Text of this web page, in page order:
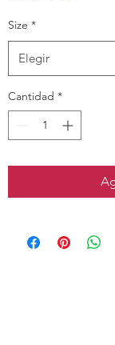
Size *
Elegir
Cantidad *